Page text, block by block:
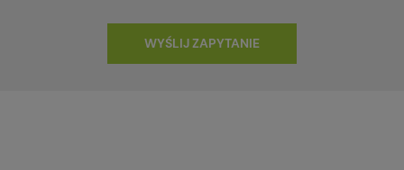
WYŚLIJ ZAPYTANIE